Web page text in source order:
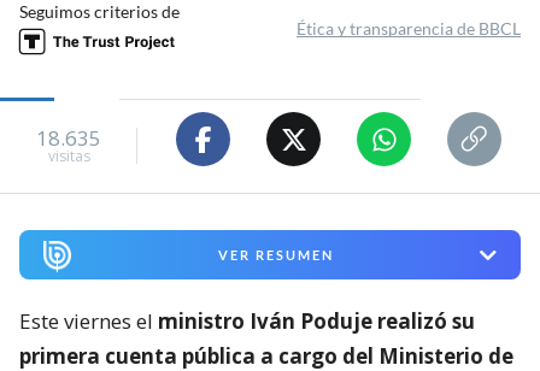
Seguimos criterios de
Ética y transparencia de BBCL
18.635
visitas
VER RESUMEN
Este viernes el ministro Iván Poduje realizó su
primera cuenta pública a cargo del Ministerio de